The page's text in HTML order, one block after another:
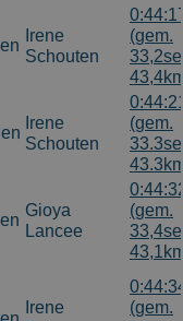
Irene
Schouten
(gem.
Irene
Schouten
(gem.
Gioya
Lancee
(gem.
Irene
(gem.